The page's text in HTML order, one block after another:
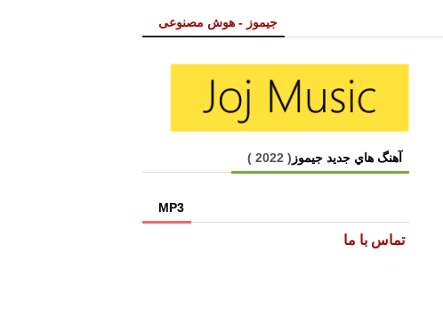
جیموز - هوش مصنوعی
آهنگ هاي جديد جیموز ( 2022 )
MP3
تماس با ما